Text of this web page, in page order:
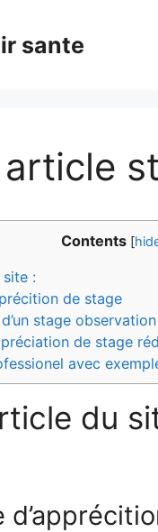
sante
Contents [
:
de stage
stage observation
de stage
avec
du